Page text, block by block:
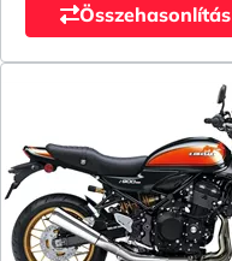
Összehasonlítás